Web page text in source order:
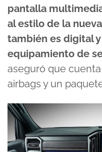
pantalla
al estilo de la
también es digital
equipamiento de
aseguró que
airbags y un